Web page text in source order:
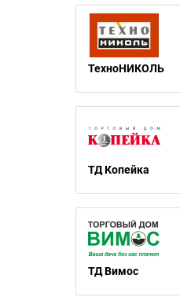
ТехноНИКОЛЬ
ТД Копейка
ТД Вимос